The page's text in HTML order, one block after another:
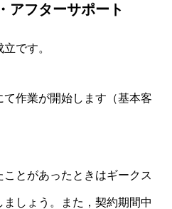
アフターサポート
です。
作業が開始します（基本客
とがあったときはギークス
しょう。また，契約期間中